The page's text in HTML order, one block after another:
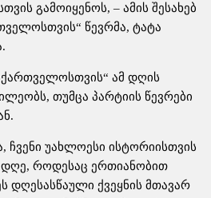
გამოიყენოს, – ამის შესახებ
წევრმა, ტატა
ამ დღის
თუმცა პარტიის წევრები
ჩვენი უახლოესი ისტორიისთვის
დღე, როდესაც ერთიანობით
დღესასწაული ქვეყნის მთავარ